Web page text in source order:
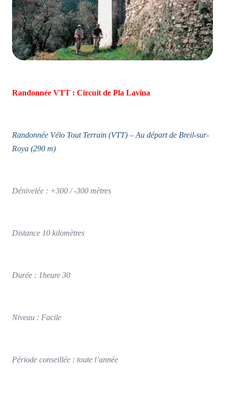
Randonnée VTT : Circuit de Pla Lavina
Randonnée Vélo Tout Terrain (VTT) – Au départ de Breil-sur-
Roya (290 m)
Dénivelée : +300 / -300 mètres
Distance 10 kilomètres
Durée : 1heure 30
Niveau : Facile
Période conseillée : toute l’année